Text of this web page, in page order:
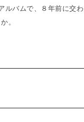
バムで、８年前に交
。